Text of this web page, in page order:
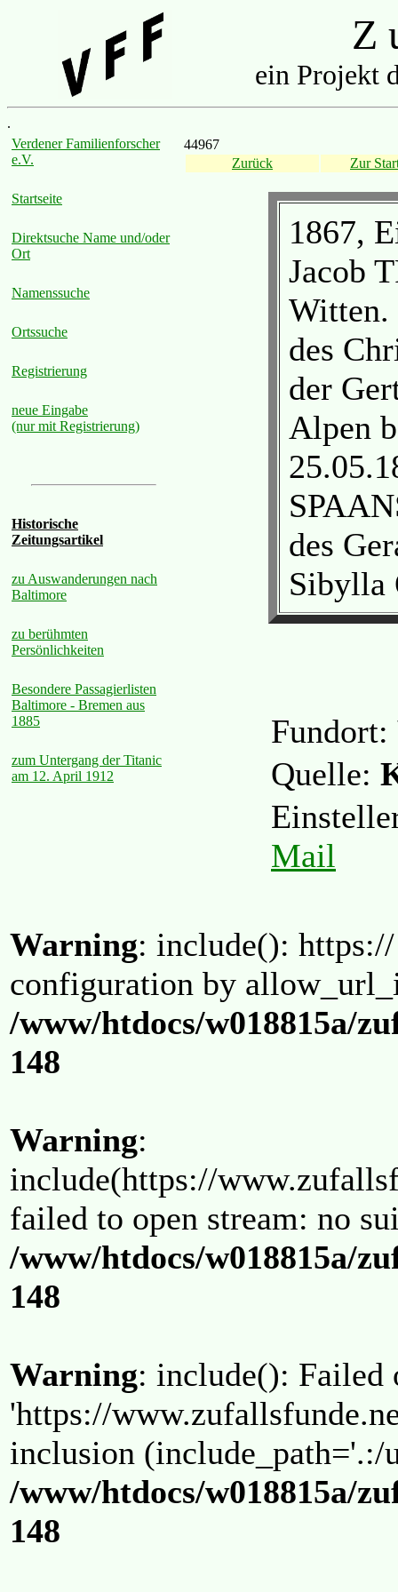
Z
ein Projekt
.
Verdener Familienforscher
e.V.
Startseite
Direktsuche Name und/oder
Ort
Namenssuche
Ortssuche
Registrierung
neue Eingabe
(nur mit Registrierung)
Historische
Zeitungsartikel
zu Auswanderungen nach
Baltimore
zu berühmten
Persönlichkeiten
Besondere Passagierlisten
Baltimore - Bremen aus
1885
zum Untergang der Titanic
am 12. April 1912
44967
Zurück
Zur
1867,
Jacob
Witten.
des
der
Alpen
des
Sibylla
Fundort:
Quelle:
Mail
Warning: include():
configuration by
/www/htdocs/w018815a/
148
Warning:
include(https://
failed to open stream: no
/www/htdocs/w018815a/
148
Warning: include(): Failed
'https://
inclusion (include_path='.:/
/www/htdocs/w018815a/
148